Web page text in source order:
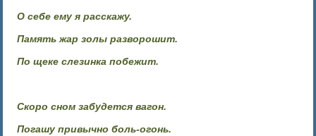
О себе ему я расскажу.
Память жар золы разворошит.
По щеке слезинка побежит.
Скоро сном забудется вагон.
Погашу привычно боль-огонь.